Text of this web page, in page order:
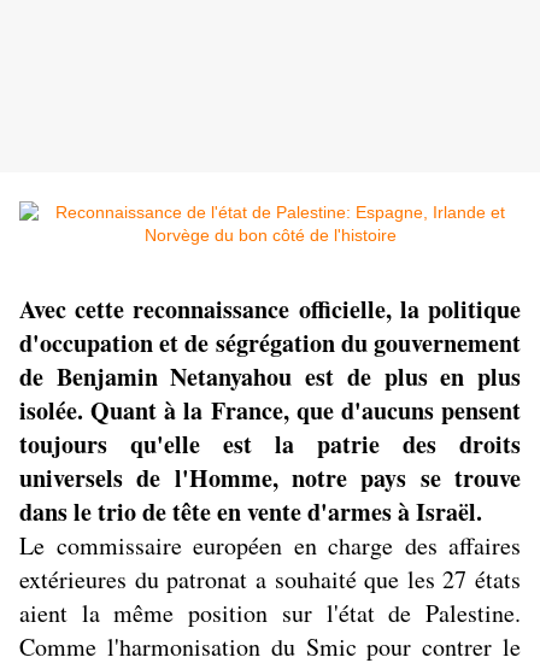
Avec cette reconnaissance officielle, la politique
d'occupation et de ségrégation du gouvernement
de Benjamin Netanyahou est de plus en plus
isolée. Quant à la France, que d'aucuns pensent
toujours qu'elle est la patrie des droits
universels de l'Homme, notre pays se trouve
dans le trio de tête en vente d'armes à Israël.
Le commissaire européen en charge des affaires
extérieures du patronat a souhaité que les 27 états
aient la même position sur l'état de Palestine.
Comme l'harmonisation du Smic pour contrer le